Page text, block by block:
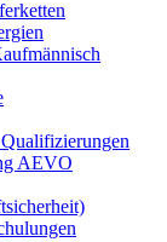
AEVO